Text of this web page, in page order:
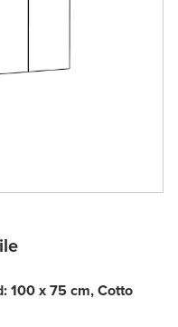
100 x 75 cm, Cotto